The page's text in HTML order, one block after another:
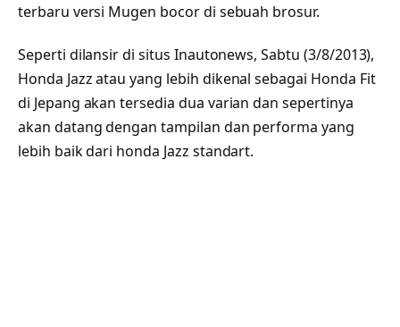
terbaru versi Mugen bocor di sebuah brosur.
Seperti dilansir di situs Inautonews, Sabtu (3/8/2013),
Honda Jazz atau yang lebih dikenal sebagai Honda Fit
di Jepang akan tersedia dua varian dan sepertinya
akan datang dengan tampilan dan performa yang
lebih baik dari honda Jazz standart.